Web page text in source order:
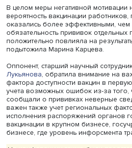
Фото: iStock